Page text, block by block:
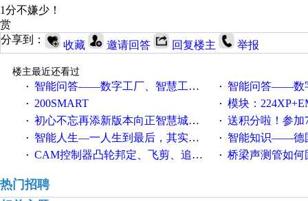
1分不嫌少！
赏
分享到：
收藏 邀请回答 回复楼主 举报
楼主最近还看过
·
智能问答——数字工厂、智慧工厂和智能制造三者的区别是什么？ · 智能问答——数字化工厂与
· 200SMART · 模块：
· 初心不忘再添新版本向正智慧城市云展厅3.0版亮相 · 送积分啦！参加7月6日
· 智能人生—一人生到最后，其实拼的都是人品 · 智能知识——德国工业崛起
· CAM控制器凸轮邦定、飞剪、追剪等C功能块 · 桥梁声测管如何固
热门招聘